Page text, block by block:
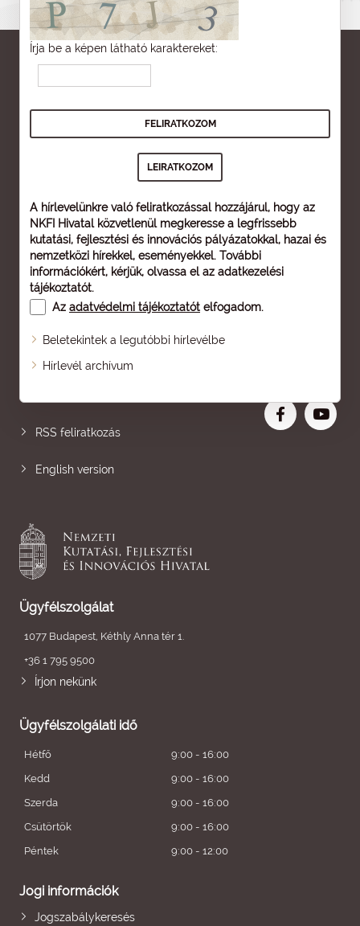
Írja be a képen látható karaktereket:
A hírlevelünkre való feliratkozással hozzájárul, hogy az
NKFI Hivatal közvetlenül megkeresse a legfrissebb
kutatási, fejlesztési és innovációs pályázatokkal, hazai és
nemzetközi hírekkel, eseményekkel. További
információkért, kérjük, olvassa el az adatkezelési
tájékoztatót.
Az adatvédelmi tájékoztatót elfogadom.
Beletekintek a legutóbbi hírlevélbe
Hírlevél archívum
Oldaltérkép
RSS feliratkozás
English version
Ügyfélszolgálat
1077 Budapest, Kéthly Anna tér 1.
+36 1 795 9500
Írjon nekünk
Ügyfélszolgálati idő
Hétfő
9:00 - 16:00
Kedd
9:00 - 16:00
Szerda
9:00 - 16:00
Csütörtök
9:00 - 16:00
Péntek
9:00 - 12:00
Jogi információk
Jogszabálykeresés